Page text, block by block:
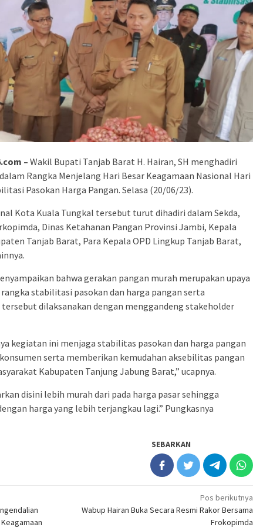
–Wakil Bupati Tanjab Barat H. Hairan, SH menghadiri
Rangka Menjelang Hari Besar Keagamaan Nasional Hari
Pasokan Harga Pangan. Selasa (20/06/23).
Kota Kuala Tungkal tersebut turut dihadiri dalam Sekda,
Dinas Ketahanan Pangan Provinsi Jambi, Kepala
Tanjab Barat, Para Kepala OPD Lingkup Tanjab Barat,
bahwa gerakan pangan murah merupakan upaya
stabilitasi pasokan dan harga pangan serta
dilaksanakan dengan menggandeng stakeholder
kegiatan ini menjaga stabilitas pasokan dan harga pangan
serta memberikan kemudahan aksebilitas pangan
Kabupaten Tanjung Jabung Barat,” ucapnya.
disini lebih murah dari pada harga pasar sehingga
harga yang lebih terjangkau lagi.” Pungkasnya
SEBARKAN
Pos berikutnya
Wabup Hairan Buka Secara Resmi Rakor Bersama
Frokopimda